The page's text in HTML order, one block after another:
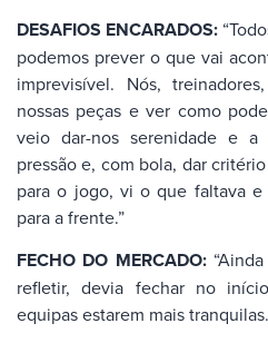
DESAFIOS ENCARADOS:
podemos prever o que vai
imprevisível. Nós,
nossas peças e ver como
veio dar-nos serenidade e a
pressão e, com bola, dar
para o jogo, vi o que faltava
para a frente.”
FECHO DO MERCADO:
refletir, devia fechar no
equipas estarem mais